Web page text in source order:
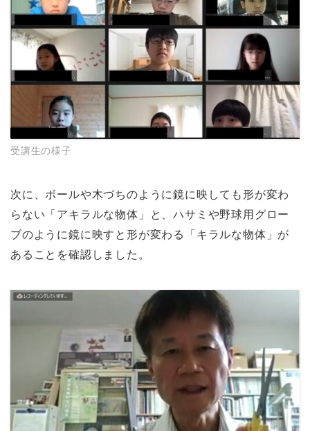
受講生の様子
次に、ボールや木づちのように鏡に映しても形が変わ
らない「アキラルな物体」と、ハサミや野球用グロー
ブのように鏡に映すと形が変わる「キラルな物体」が
あることを確認しました。